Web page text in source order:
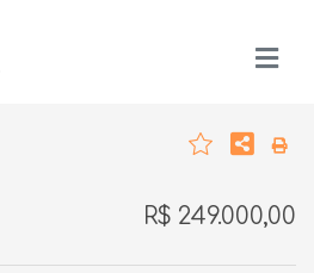
R$ 249.000,00